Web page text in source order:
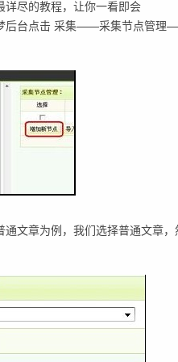
详尽的教程，让你一看即会
后台点击 采集——采集节点管理
通文章为例，我们选择普通文章，